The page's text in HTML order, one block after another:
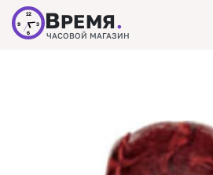
12
3
6
9 ВРЕМЯ.
ЧАСОВОЙ МАГАЗИН